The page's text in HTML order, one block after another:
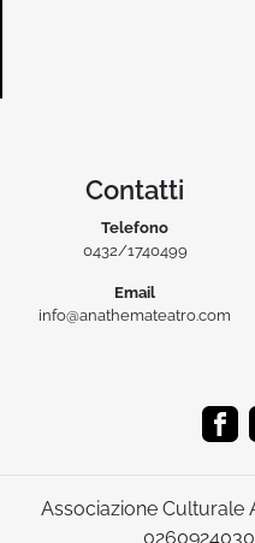
Contatti
Telefono
0432/1740499
Email
info@anathemateatro.com
Associazione Culturale